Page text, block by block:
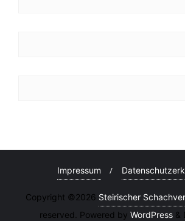
Impressum
Copyright ©2026 Steirischer
reserved. Powered by WordPress &